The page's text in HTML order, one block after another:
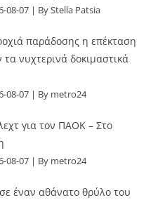
08-07 By Stella Patsia
παράδοσης η επέκταση
νυχτερινά δοκιμαστικά
08-07 By metro24
για τον ΠΑΟΚ – Στο
08-07 By metro24
έναν αθάνατο θρύλο του